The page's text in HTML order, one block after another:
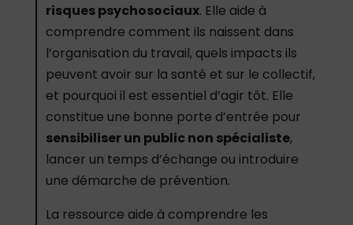
risques psychosociaux. Elle aide à
comprendre comment ils naissent dans
l’organisation du travail, quels impacts ils
peuvent avoir sur la santé et sur le collectif,
et pourquoi il est essentiel d’agir tôt. Elle
constitue une bonne porte d’entrée pour
sensibiliser un public non spécialiste,
lancer un temps d’échange ou introduire
une démarche de prévention.
La ressource aide à comprendre les